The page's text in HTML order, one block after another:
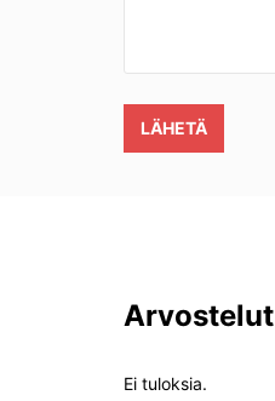
LÄHETÄ
Arvostelut
Ei tuloksia.